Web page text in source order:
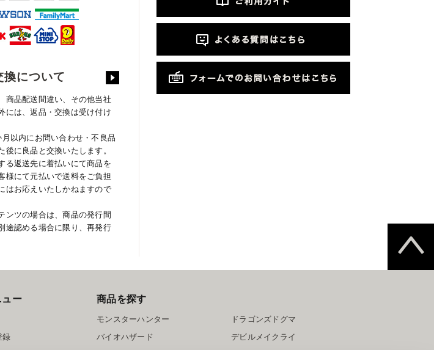
換について
商品配送間違い、その他当社
には、返品・交換は受け付け
以内にお問い合わせ・不良品
後に良品と交換いたします。
る返送先に着払いにて商品を
様にて元払いで送料をご負担
はお応えいたしかねますので
ンツの場合は、商品の発行間
途認める場合に限り、再発行
ュー
録
商品を探す
モンスターハンター
バイオハザード
ドラゴンズドグマ
デビルメイクライ